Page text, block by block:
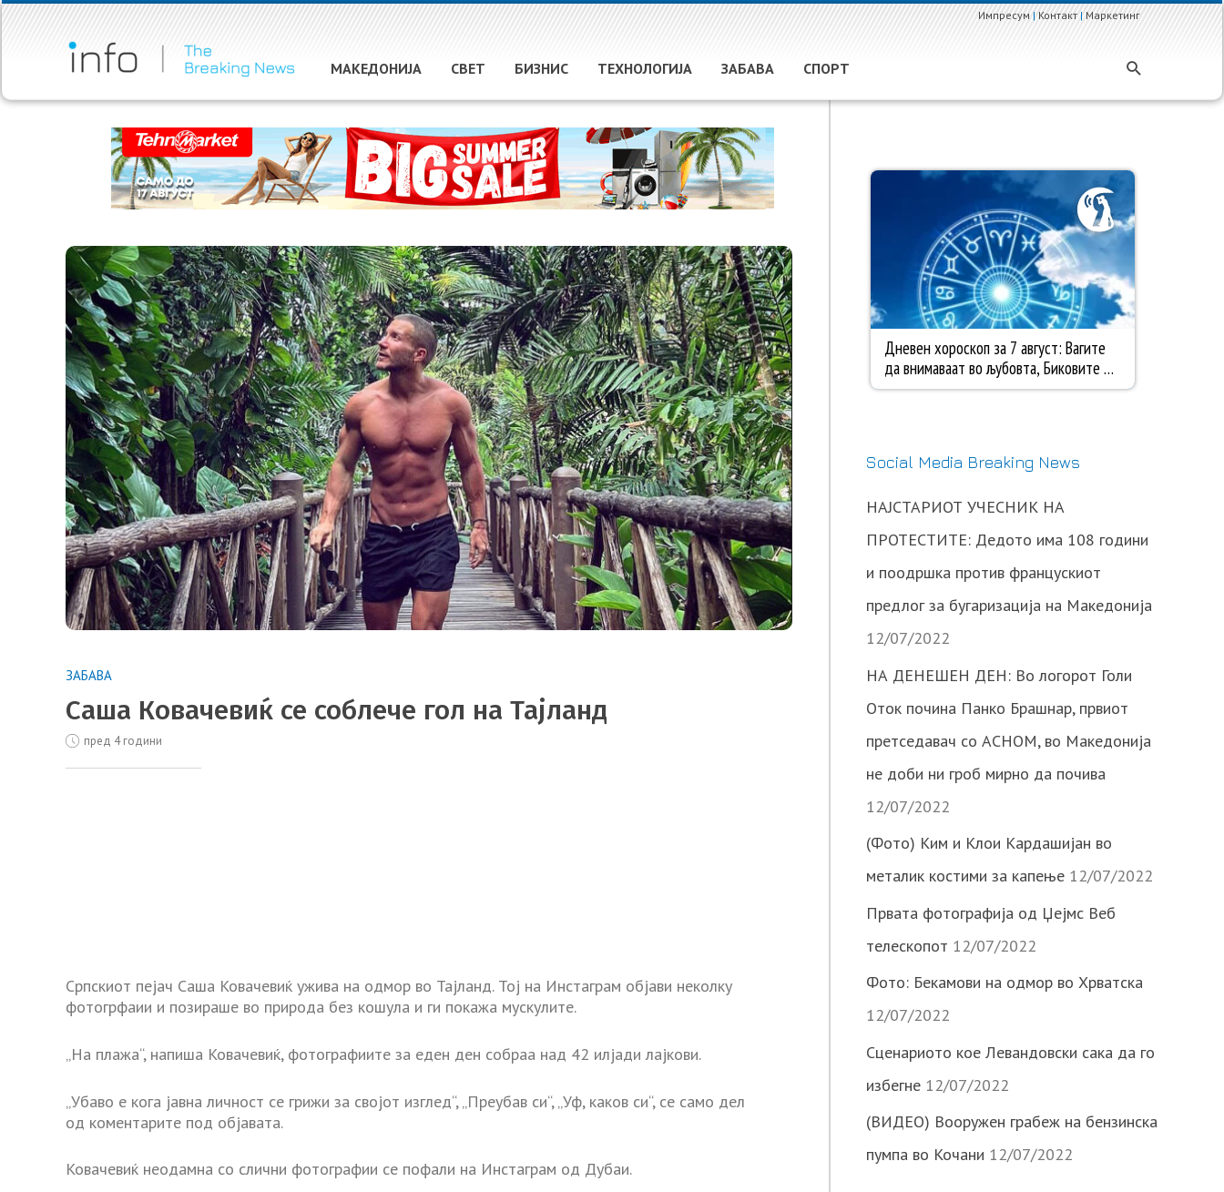
Импресум|Контакт|Маркетинг
МАКЕДОНИЈА СВЕТ БИЗНИС ТЕХНОЛОГИЈА ЗАБАВА СПОРТ
ЗАБАВА
Саша Ковачевиќ се соблече гол на Тајланд
пред 4 години
Српскиот пејач Саша Ковачевиќ ужива на одмор во Тајланд. Тој на Инстаграм објави неколку
фотогрфаии и позираше во природа без кошула и ги покажа мускулите.
„На плажа“, напиша Ковачевиќ, фотографиите за еден ден собраа над 42 илјади лајкови.
„Убаво е кога јавна личност се грижи за својот изглед“, „Преубав си“, „Уф, каков си“, се само дел
од коментарите под објавата.
Ковачевиќ неодамна со слични фотографии се пофали на Инстаграм од Дубаи.
Social Media Breaking News
НАЈСТАРИОТ УЧЕСНИК НА
ПРОТЕСТИТЕ: Дедото има 108 години
и поодршка против францускиот
предлог за бугаризација на Македонија
12/07/2022
НА ДЕНЕШЕН ДЕН: Во логорот Голи
Оток почина Панко Брашнар, првиот
претседавач со АСНОМ, во Македонија
не доби ни гроб мирно да почива
12/07/2022
(Фото) Ким и Клои Кардашијан во
металик костими за капење 12/07/2022
Првата фотографија од Џејмс Веб
телескопот 12/07/2022
Фото: Бекамови на одмор во Хрватска
12/07/2022
Сценариото кое Левандовски сака да го
избегне 12/07/2022
(ВИДЕО) Вооружен грабеж на бензинска
пумпа во Кочани 12/07/2022